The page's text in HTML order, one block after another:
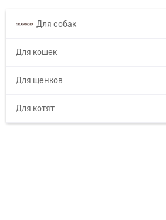
Для собак
Для кошек
Для щенков
Для котят